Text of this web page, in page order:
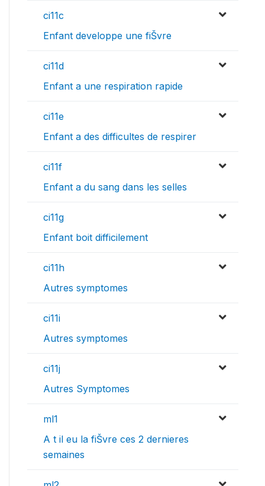
ci11c
Enfant developpe une fiŠvre
ci11d
Enfant a une respiration rapide
ci11e
Enfant a des difficultes de respirer
ci11f
Enfant a du sang dans les selles
ci11g
Enfant boit difficilement
ci11h
Autres symptomes
ci11i
Autres symptomes
ci11j
Autres Symptomes
ml1
A t il eu la fiŠvre ces 2 dernieres
semaines